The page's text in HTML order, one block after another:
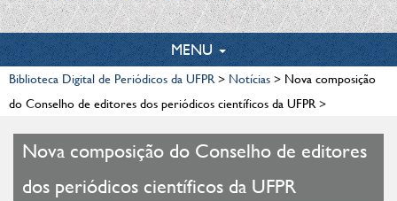
TOGGLE
NAVIGATION
MENU
Biblioteca Digital de Periódicos da UFPR> Notícias> Nova composição
do Conselho de editores dos periódicos científicos da UFPR>
Nova composição do Conselho de editores
dos periódicos científicos da UFPR